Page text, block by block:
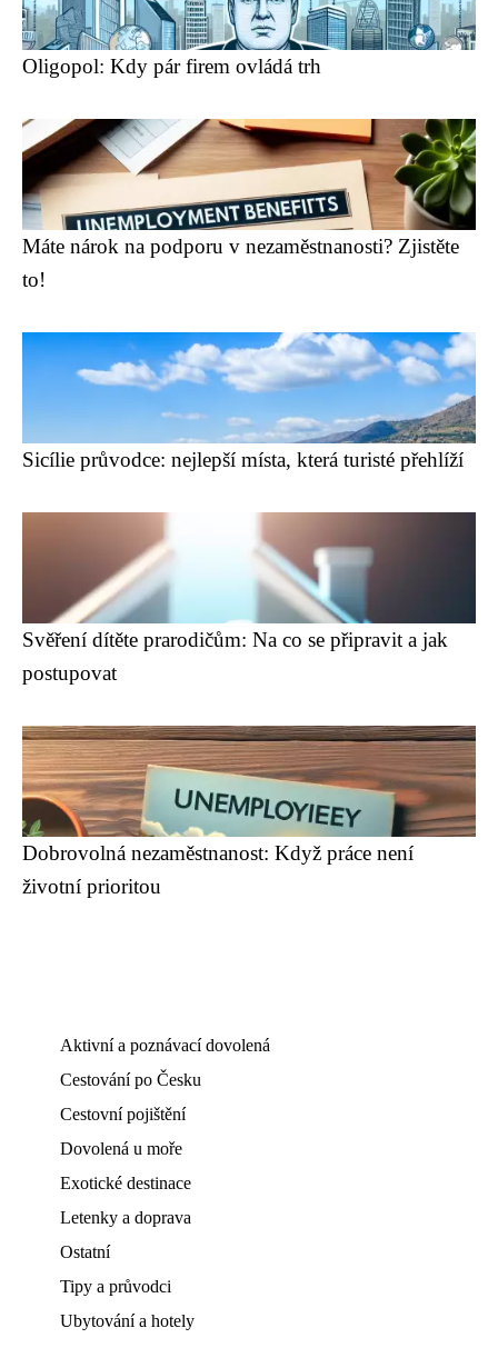
Oligopol: Kdy pár firem ovládá trh
Máte nárok na podporu v nezaměstnanosti? Zjistěte
to!
Sicílie průvodce: nejlepší místa, která turisté přehlíží
Svěření dítěte prarodičům: Na co se připravit a jak
postupovat
Dobrovolná nezaměstnanost: Když práce není
životní prioritou
Aktivní a poznávací dovolená
Cestování po Česku
Cestovní pojištění
Dovolená u moře
Exotické destinace
Letenky a doprava
Ostatní
Tipy a průvodci
Ubytování a hotely